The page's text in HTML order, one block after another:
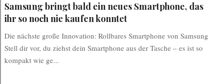
Samsung bringt bald ein neues Smartphone, das
ihr so noch nie kaufen konntet
Die nächste große Innovation: Rollbares Smartphone von Samsung
Stell dir vor, du ziehst dein Smartphone aus der Tasche – es ist so
kompakt wie ge...